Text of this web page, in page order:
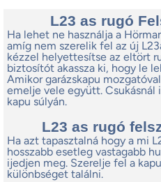
L23 as rugó
Ha lehet ne használja a
amíg nem szerelik fel az új
kézzel helyettesítse az eltört
biztosítót akassza ki, hogy le
Amikor garázskapu
emelje vele együtt. Csukásnál
kapu súlyán.
L23 as rugó
Ha azt tapasztalná hogy a mi
hosszabb esetleg vastagabb
ijedjen meg. Szerelje fel a
különbséget találni.